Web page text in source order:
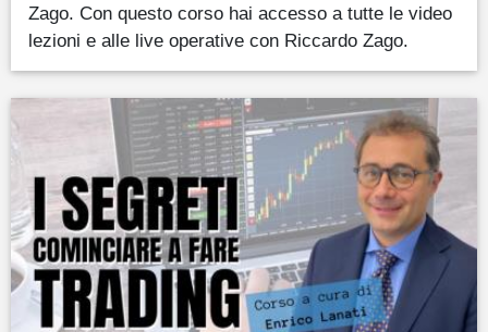
Zago. Con questo corso hai accesso a tutte le video
lezioni e alle live operative con Riccardo Zago.